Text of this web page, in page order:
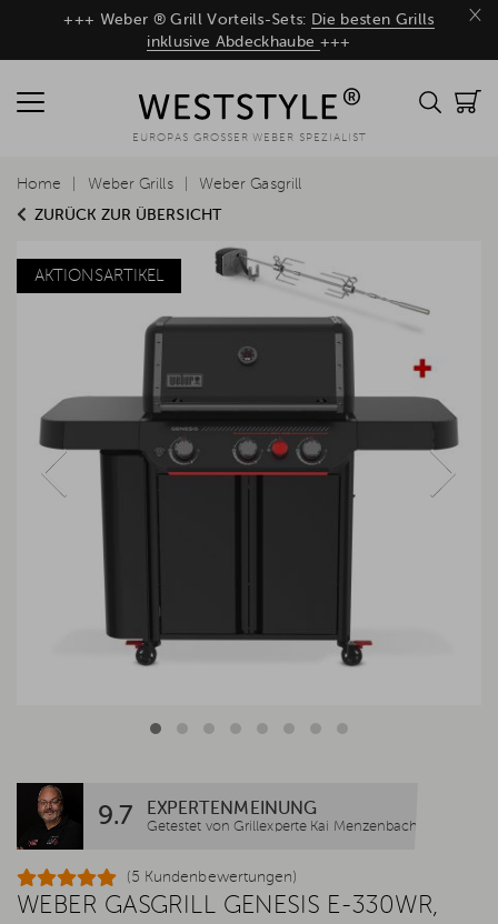
×
+++ Weber ® Grill Vorteils-Sets: Die besten Grills
inklusive Abdeckhaube +++
EUROPAS GROSSER WEBER SPEZIALIST
ZURÜCK ZUR ÜBERSICHT
Home Weber Grills Weber Gasgrill
AKTIONSARTIKEL
9.7 EXPERTENMEINUNG
Getestet von Grillexperte Kai Menzenbach
(5 Kundenbewertungen)
WEBER GASGRILL GENESIS E-330WR,